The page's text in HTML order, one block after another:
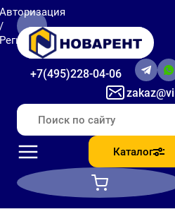
+7(495)228-04-06
Каталог